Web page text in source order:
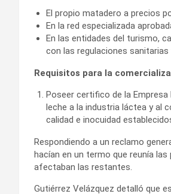
El propio matadero a precios
En la red especializada
En las entidades del turismo,
con las regulaciones
Requisitos para la
Poseer certifico de la
leche a la industria láctea y al
calidad e inocuidad
Respondiendo a un reclamo
hacían en un termo que reunía
afectaban las restantes.
Gutiérrez Velázquez detalló que